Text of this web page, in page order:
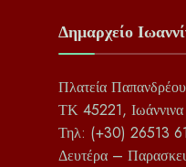
Δημαρχείο
Πλατεία
ΤΚ 45221, Ιωάννινα
Τηλ: (+30) 26513
Δευτέρα –